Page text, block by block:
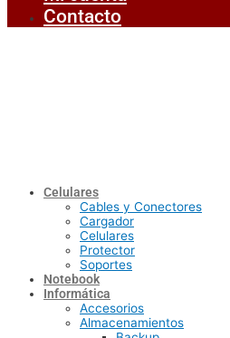
Contacto
Celulares
Cables y Conectores
Cargador
Celulares
Protector
Soportes
Notebook
Informática
Accesorios
Almacenamientos